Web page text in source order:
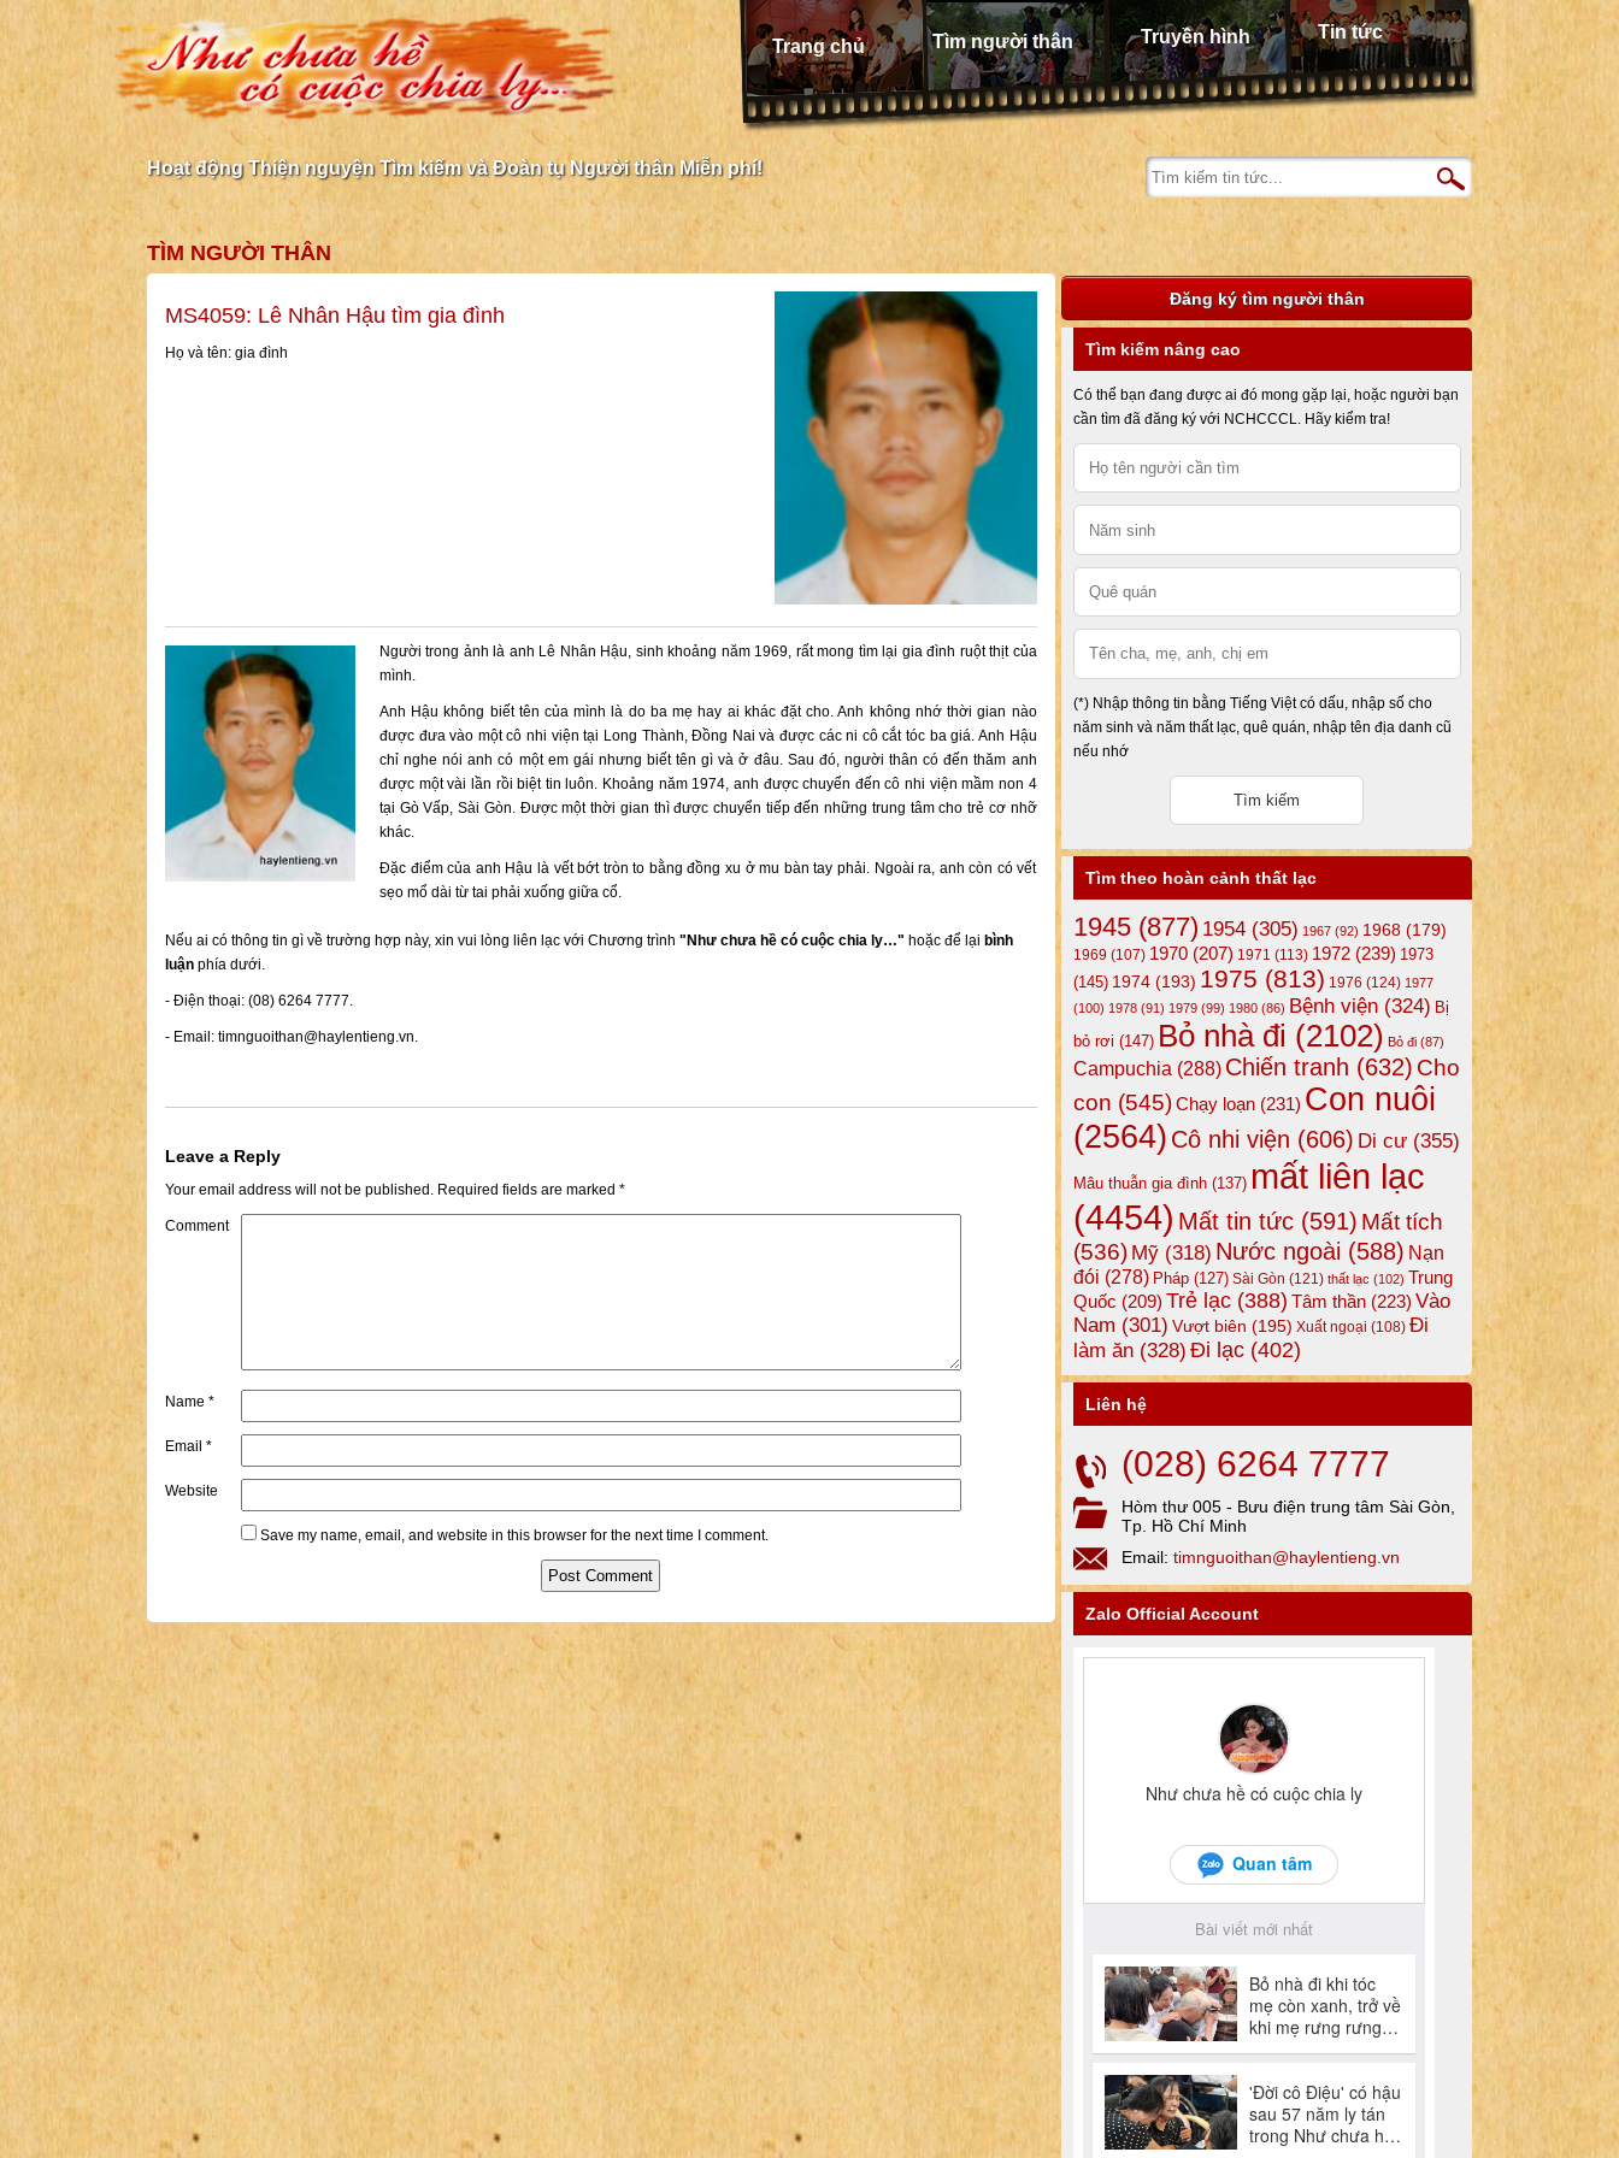
Trang chủ Tìm người thân Truyền hình Tin tức
Hoạt động Thiện nguyện Tìm kiếm và Đoàn tụ Người thân Miễn phí!
TÌM NGƯỜI THÂN
MS4059: Lê Nhân Hậu tìm gia đình
Họ và tên: gia đình
Người trong ảnh là anh Lê Nhân Hậu, sinh khoảng năm 1969, rất mong tìm lại gia đình ruột thịt của
mình.
Anh Hậu không biết tên của mình là do ba mẹ hay ai khác đặt cho. Anh không nhớ thời gian nào
được đưa vào một cô nhi viện tại Long Thành, Đồng Nai và được các ni cô cắt tóc ba giá. Anh Hậu
chỉ nghe nói anh có một em gái nhưng biết tên gì và ở đâu. Sau đó, người thân có đến thăm anh
được một vài lần rồi biệt tin luôn. Khoảng năm 1974, anh được chuyển đến cô nhi viện mầm non 4
tại Gò Vấp, Sài Gòn. Được một thời gian thì được chuyển tiếp đến những trung tâm cho trẻ cơ nhỡ
khác.
Đặc điểm của anh Hậu là vết bớt tròn to bằng đồng xu ở mu bàn tay phải. Ngoài ra, anh còn có vết
sẹo mổ dài từ tai phải xuống giữa cổ.
Nếu ai có thông tin gì về trường hợp này, xin vui lòng liên lạc với Chương trình "Như chưa hề có cuộc chia ly…" hoặc để lại bình
luận phía dưới.
- Điện thoại: (08) 6264 7777.
- Email: timnguoithan@haylentieng.vn.
Leave a Reply
Your email address will not be published. Required fields are marked *
Comment
Name *
Email *
Website
Save my name, email, and website in this browser for the next time I comment.
Đăng ký tìm người thân
Tìm kiếm nâng cao
Có thể bạn đang được ai đó mong gặp lại, hoặc người bạn
cần tìm đã đăng ký với NCHCCCL. Hãy kiểm tra!
(*) Nhập thông tin bằng Tiếng Việt có dấu, nhập số cho
năm sinh và năm thất lạc, quê quán, nhập tên địa danh cũ
nếu nhớ
Tìm theo hoàn cảnh thất lạc
1945 (877) 1954 (305) 1967 (92) 1968 (179)
1969 (107) 1970 (207) 1971 (113) 1972 (239) 1973
(145) 1974 (193) 1975 (813) 1976 (124) 1977
(100) 1978 (91) 1979 (99) 1980 (86) Bệnh viện (324) Bị
bỏ rơi (147) Bỏ nhà đi (2102) Bỏ đi (87)
Campuchia (288) Chiến tranh (632) Cho
con (545)Chạy loạn (231) Con nuôi
(2564) Cô nhi viện (606) Di cư (355)
Mâu thuẫn gia đình (137) mất liên lạc
(4454) Mất tin tức (591) Mất tích
(536) Mỹ (318) Nước ngoài (588) Nạn
đói (278) Pháp (127) Sài Gòn (121) thất lạc (102) Trung
Quốc (209) Trẻ lạc (388) Tâm thần (223) Vào
Nam (301) Vượt biên (195) Xuất ngoại (108) Đi
làm ăn (328) Đi lạc (402)
Liên hệ
(028) 6264 7777
Hòm thư 005 - Bưu điện trung tâm Sài Gòn,
Tp. Hồ Chí Minh
Email: timnguoithan@haylentieng.vn
Zalo Official Account